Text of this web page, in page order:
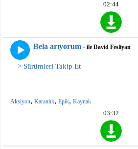
02:44
Bela arıyorum - ile David Fesliyan
> Sürümleri Takip Et
Aksiyon, Karanlık, Epik, Kaynak
03:32